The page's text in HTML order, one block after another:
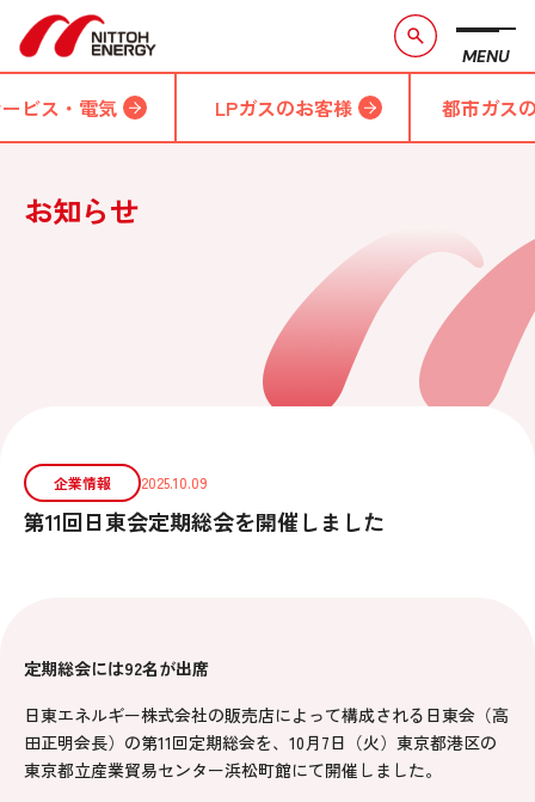
MENU
ビス・電気 LPガスのお客様 都市ガス
お知らせ
企業情報 2025.10.09
第11回日東会定期総会を開催しました
定期総会には92名が出席
日東エネルギー株式会社の販売店によって構成される日東会（高
田正明会長）の第11回定期総会を、10月7日（火）東京都港区の
東京都立産業貿易センター浜松町館にて開催しました。